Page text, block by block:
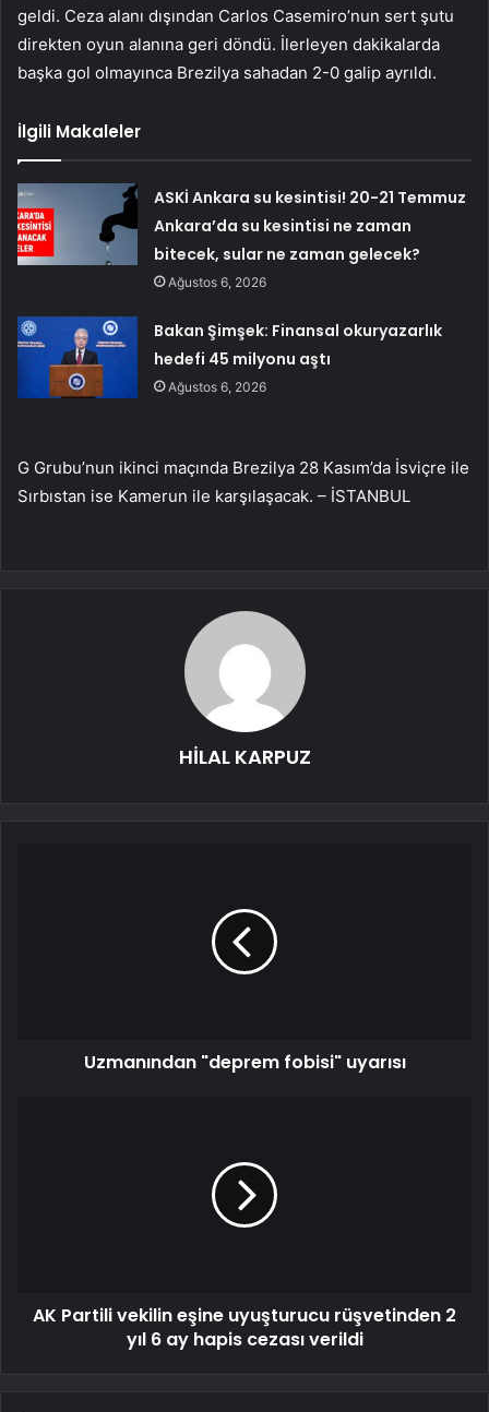
geldi. Ceza alanı dışından Carlos Casemiro’nun sert şutu
direkten oyun alanına geri döndü. İlerleyen dakikalarda
başka gol olmayınca Brezilya sahadan 2-0 galip ayrıldı.
İlgili Makaleler
ASKİ Ankara su kesintisi! 20-21 Temmuz
Ankara’da su kesintisi ne zaman
bitecek, sular ne zaman gelecek?
Ağustos 6, 2026
Bakan Şimşek: Finansal okuryazarlık
hedefi 45 milyonu aştı
Ağustos 6, 2026
G Grubu’nun ikinci maçında Brezilya 28 Kasım’da İsviçre ile
Sırbıstan ise Kamerun ile karşılaşacak. – İSTANBUL
HİLAL KARPUZ
Uzmanından "deprem fobisi" uyarısı
AK Partili vekilin eşine uyuşturucu rüşvetinden 2
yıl 6 ay hapis cezası verildi